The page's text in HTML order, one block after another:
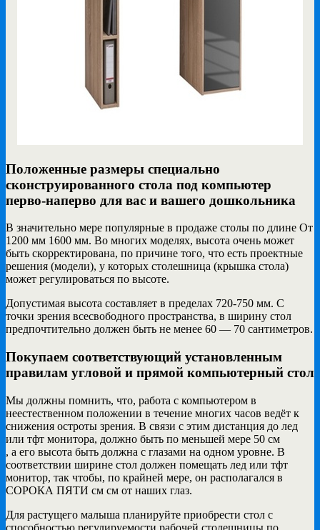
Положенные размеры специально
сконструированного стола под компьютер
перво-наперво для вас и вашего дошкольника
В значительно мере популярные в продаже столы по длине От
1200 мм 1600 мм. Во многих моделях, высота очень может
быть скорректирована, по причине того, что есть проектные
решения (модели), у которых столешница (крышка стола)
может регулироваться по высоте.
Допустимая высота составляет в пределах 720-750 мм. С
точки зрения всесвободного пространства, в ширину стол
предпочтительно должен быть не менее 60 — 70 сантиметров.
Покупаем соответствующий установленным
правилам угловой и прямой компьютерный стол
Мы должны помнить, что, работа с компьютером в
неестественном положении в течение многих часов ведёт к
снижения остроты зрения. В связи с этим дистанция до лед
или тфт монитора, должно быть по меньшей мере 50 см
, а его высота быть должна с глазами на одном уровне. В
соответствии ширине стол должен помещать лед или тфт
монитор, так чтобы, по крайней мере, он располагался в
СОРОКА ПЯТИ см см от наших глаз.
Для растущего малыша планируйте приобрести стол с
способностью регулируемости рабочей столешницы по